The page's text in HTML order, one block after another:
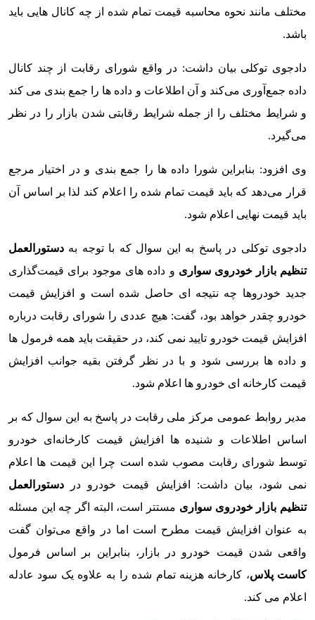
مختلف مانند نحوه محاسبه قیمت تمام شده از چه کانال هایی باید
باشد.
دادجوی توکلی بیان داشت: در واقع شورای رقابت از چند کانال
داده جمع‌آوری می‌کند و آن اطلاعات و داده ها را جمع بندی می کند
و شرایط مختلف را از جمله شرایط رقابتی شدن بازار را در نظر
می‌گیرد.
وی افزود: بنابراین شورا داده ها را جمع بندی و در اختیار مرجع
قرار می‌دهد که باید قیمت تمام شده را اعلام کند لذا بر اساس آن
باید قیمت نهایی اعلام شود.
دادجوی توکلی در پاسخ به این سوال که با توجه به دستورالعمل
تنظیم بازار خودروی سواری و داده های موجود برای قیمت‌گذاری
جدید خودروها چه نتیجه ای حاصل شده است و افزایش قیمت
خودرو چقدر خواهد بود، گفت: هیچ عددی را شورای رقابت درباره
افزایش قیمت خودرو تایید نمی کند، در حقیقت باید همه فرمول ها
و داده ها بررسی شود و با در نظر گرفتن بقیه جوانب افزایش
قیمت کارخانه ای خودرو ها اعلام شود.
مدیر روابط عمومی مرکز ملی رقابت در پاسخ به این سوال که بر
اساس اطلاعات و شنیده ها افزایش قیمت کارخانه‌ای خودرو
توسط شورای رقابت مصوب شده است چرا این قیمت ها اعلام
نمی شود، بیان داشت: افزایش قیمت خودرو در دستورالعمل
تنظیم بازار خودروی سواری مستتر است، البته اگر چه این مسئله
به عنوان افزایش قیمت مطرح است اما در واقع می‌توان گفت
واقعی شدن قیمت خودرو در بازار، بنابراین بر اساس فرمول
کاست پلاس، کارخانه هزینه تمام شده را به علاوه یک سود عادله
اعلام می کند.